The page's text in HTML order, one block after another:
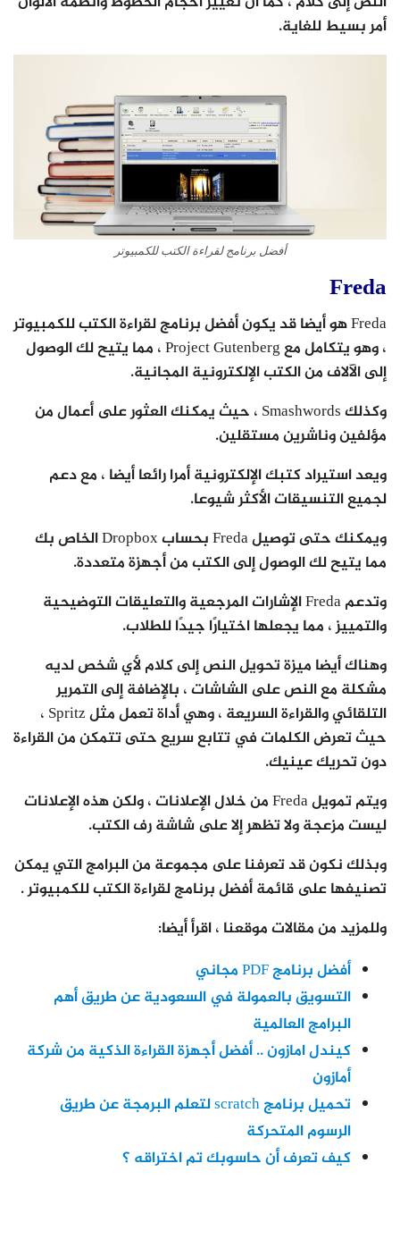
أمر بسيط للغاية.
أفضل برنامج لقراءة الكتب للكمبيوتر
Freda
Freda هو أيضا قد يكون أفضل برنامج لقراءة الكتب للكمبيوتر
، وهو يتكامل مع Project Gutenberg ، مما يتيح لك الوصول
إلى الآلاف من الكتب الإلكترونية المجانية.
وكذلك Smashwords ، حيث يمكنك العثور على أعمال من
مؤلفين وناشرين مستقلين.
ويعد استيراد كتبك الإلكترونية أمرا رائعا أيضا ، مع دعم
لجميع التنسيقات الأكثر شيوعا.
ويمكنك حتى توصيل Freda بحساب Dropbox الخاص بك
مما يتيح لك الوصول إلى الكتب من أجهزة متعددة.
وتدعم Freda الإشارات المرجعية والتعليقات التوضيحية
والتمييز ، مما يجعلها اختيارًا جيدًا للطلاب.
وهناك أيضا ميزة تحويل النص إلى كلام لأي شخص لديه
مشكلة مع النص على الشاشات ، بالإضافة إلى التمرير
التلقائي والقراءة السريعة ، وهي أداة تعمل مثل Spritz ،
حيث تعرض الكلمات في تتابع سريع حتى تتمكن من القراءة
دون تحريك عينيك.
ويتم تمويل Freda من خلال الإعلانات ، ولكن هذه الإعلانات
ليست مزعجة ولا تظهر إلا على شاشة رف الكتب.
وبذلك نكون قد تعرفنا على مجموعة من البرامج التي يمكن
تصنيفها على قائمة أفضل برنامج لقراءة الكتب للكمبيوتر .
وللمزيد من مقالات موقعنا ، اقرأ أيضا:
أفضل برنامج PDF مجاني
التسويق بالعمولة في السعودية عن طريق أهم
البرامج العالمية
كيندل امازون .. أفضل أجهزة القراءة الذكية من شركة
أمازون
تحميل برنامج scratch لتعلم البرمجة عن طريق
الرسوم المتحركة
كيف تعرف أن حاسوبك تم اختراقه ؟